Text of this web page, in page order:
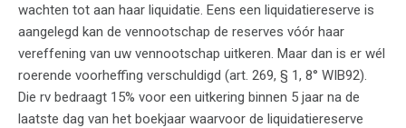
wachten tot aan haar liquidatie. Eens een liquidatiereserve is
aangelegd kan de vennootschap de reserves vóór haar
vereffening van uw vennootschap uitkeren. Maar dan is er wél
roerende voorheffing verschuldigd (art. 269, § 1, 8° WIB92).
Die rv bedraagt 15% voor een uitkering binnen 5 jaar na de
laatste dag van het boekjaar waarvoor de liquidatiereserve